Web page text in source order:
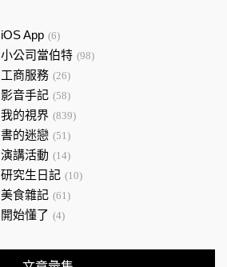
iOS App (6)
小公司當伯特 (98)
工商服務 (26)
影音手記 (58)
我的視界 (839)
書的迷戀 (51)
演講活動 (14)
研究生日記 (10)
美食雜記 (61)
開始懂了 (4)